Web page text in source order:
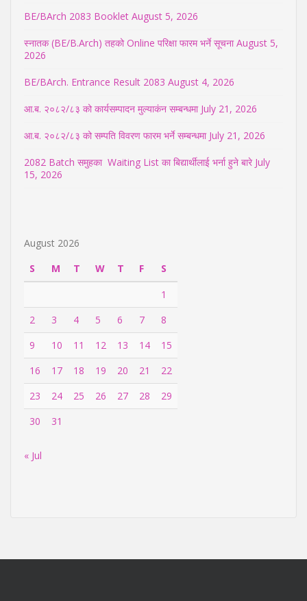
BE/BArch 2083 Booklet August 5, 2026
स्नातक (BE/B.Arch) तहको Online परिक्षा फारम भर्ने सूचना August 5,
2026
BE/BArch. Entrance Result 2083 August 4, 2026
आ.ब. २०८२/८३ को कार्यसम्पादन मुल्याकंन सम्बन्धमा July 21, 2026
आ.ब. २०८२/८३ को सम्पति विवरण फारम भर्ने सम्बन्धमा July 21, 2026
2082 Batch समुहका Waiting List का बिद्यार्थीलाई भर्ना हुने बारे July
15, 2026
August 2026
S
M T W T F
S
1
2
3 4 5 6 7
8
9
10 11 12 13 14
15
16
17 18 19 20 21
22
23
24 25 26 27 28
29
30
31
« Jul